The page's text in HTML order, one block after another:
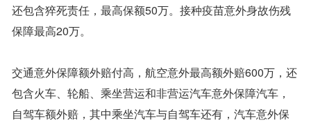
还包含猝死责任，最高保额50万。接种疫苗意外身故伤残
保障最高20万。
交通意外保障额外赔付高，航空意外最高额外赔600万，还
包含火车、轮船、乘坐营运和非营运汽车意外保障汽车，
自驾车额外赔，其中乘坐汽车与自驾车还有，汽车意外保